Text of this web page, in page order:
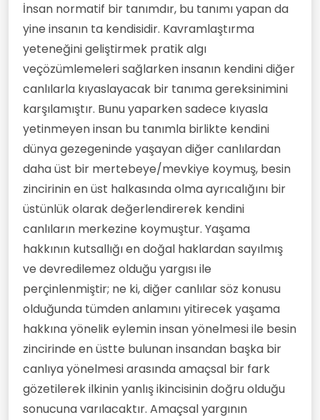
İnsan normatif bir tanımdır, bu tanımı yapan da
yine insanın ta kendisidir. Kavramlaştırma
yeteneğini geliştirmek pratik algı
veçözümlemeleri sağlarken insanın kendini diğer
canlılarla kıyaslayacak bir tanıma gereksinimini
karşılamıştır. Bunu yaparken sadece kıyasla
yetinmeyen insan bu tanımla birlikte kendini
dünya gezegeninde yaşayan diğer canlılardan
daha üst bir mertebeye/mevkiye koymuş, besin
zincirinin en üst halkasında olma ayrıcalığını bir
üstünlük olarak değerlendirerek kendini
canlıların merkezine koymuştur. Yaşama
hakkının kutsallığı en doğal haklardan sayılmış
ve devredilemez olduğu yargısı ile
perçinlenmiştir; ne ki, diğer canlılar söz konusu
olduğunda tümden anlamını yitirecek yaşama
hakkına yönelik eylemin insan yönelmesi ile besin
zincirinde en üstte bulunan insandan başka bir
canlıya yönelmesi arasında amaçsal bir fark
gözetilerek ilkinin yanlış ikincisinin doğru olduğu
sonucuna varılacaktır. Amaçsal yargının